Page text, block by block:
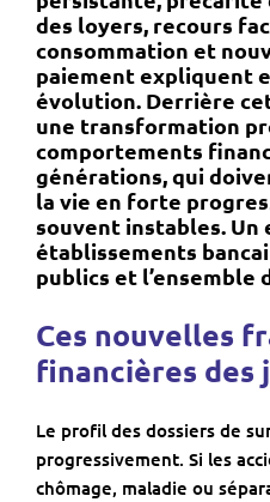
des loyers, recours
consommation et
paiement expliquent
évolution. Derrière
une transformation
comportements
générations, qui
la vie en forte
souvent instables. Un
établissements
publics et l’ensemble
Ces nouvelles
financières des
Le profil des dossiers de
progressivement. Si les
chômage, maladie ou